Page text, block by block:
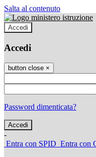
Salta al contenuto
Accedi
Accedi
button close ×
Password dimenticata?
-
Entra con SPID Entra con